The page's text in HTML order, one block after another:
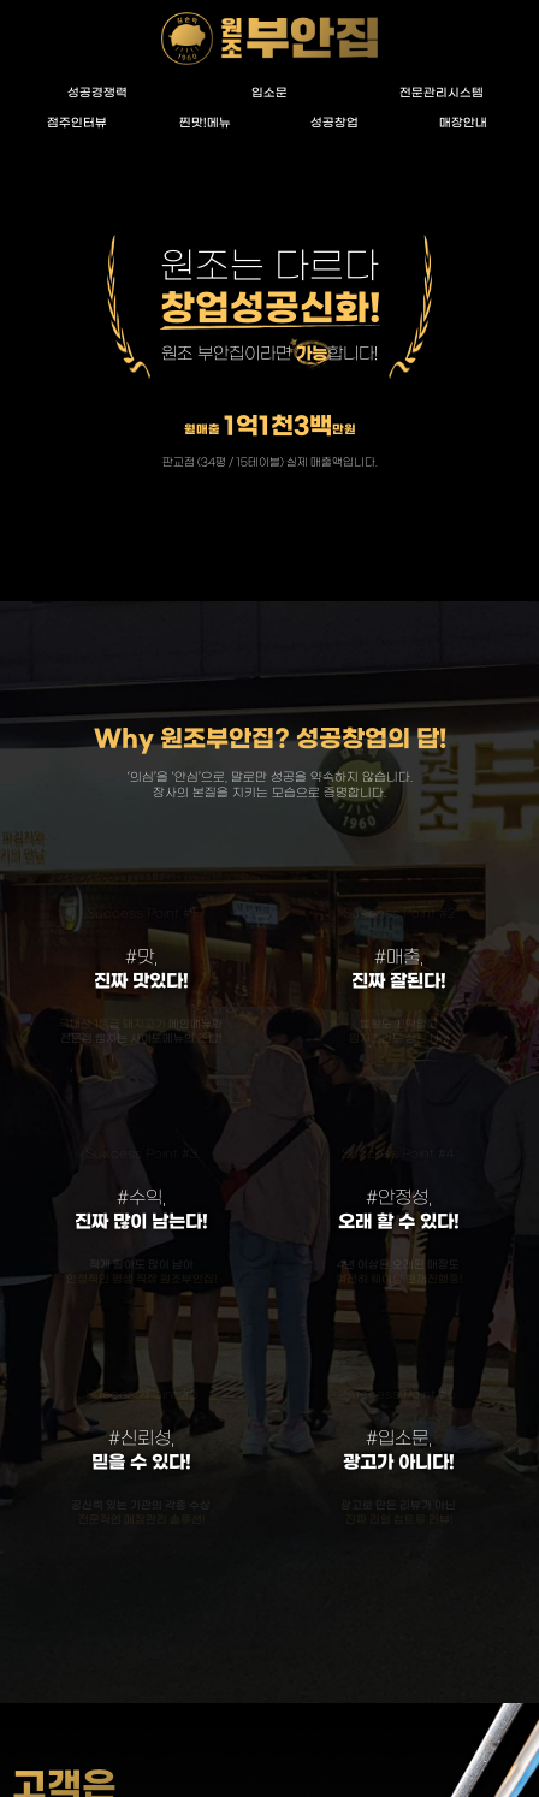
성공경쟁력 입소문 전문관리시스템
점주인터뷰 찐맛!메뉴 성공창업 매장안내
원조는 다르다
창업성공신화!
원조 부안집이라면가능합니다!
월매출 1억1천3백만원
판교점 (34평 / 15테이블) 실제 매출액입니다.
Why 원조부안집? 성공창업의 답!
‘의심’을 ‘안심’으로, 말로만 성공을 약속하지 않습니다.
장사의 본질을 지키는 모습으로 증명합니다.
Success Point #1
#맛,
진짜 맛있다!
국내산 1등급 돼지고기
메인메뉴와
전문점 뺨치는 사이드메뉴의 조합!
Success Point #2
#매출,
진짜 잘된다!
불황도 끄떡없고
입지조건도 상관 No!
Success Point #3
#수익,
진짜 많이 남는다!
적게 팔아도 많이 남아
안정적인 평생 직장 원조부안집!
Success Point #4
#안정성,
오래 할 수 있다!
4년 이상된 오래된 매장도
여전히 웨이팅 현재진행중!
Success Point #5
#신뢰성,
믿을 수 있다!
공신력 있는 기관의 각종 수상
Success Point #6
#입소문,
광고가 아니다!
광고로 만든 리뷰가 아닌
진짜 리얼 참트루 리뷰!
고객은